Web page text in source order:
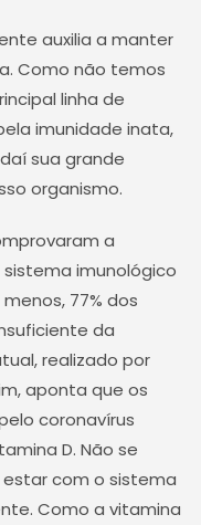
auxilia a manter
Como não temos
linha de
imunidade inata,
sua grande
organismo.
a
imunológico
77% dos
da
realizado por
aponta que os
coronavírus
D. Não se
com o sistema
Como a vitamina